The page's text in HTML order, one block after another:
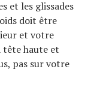
et les glissades
doit être
et votre
tête haute et
pas sur votre